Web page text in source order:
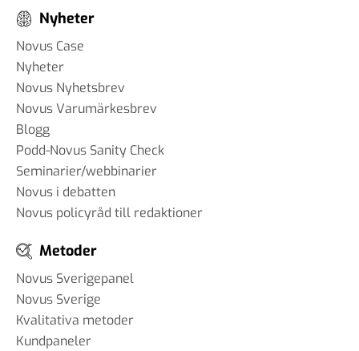
Nyheter
Novus Case
Nyheter
Novus Nyhetsbrev
Novus Varumärkesbrev
Blogg
Podd-Novus Sanity Check
Seminarier/webbinarier
Novus i debatten
Novus policyråd till redaktioner
Metoder
Novus Sverigepanel
Novus Sverige
Kvalitativa metoder
Kundpaneler